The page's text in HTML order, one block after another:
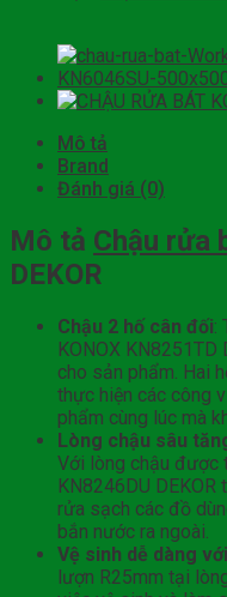
Mô tả
Brand
Đánh giá (0)
Mô tả Chậu rửa
DEKOR
Chậu 2 hố cân đối:
KONOX
cho sản phẩm. Hai
thực hiện các công
phẩm cùng lúc mà
Lòng chậu sâu
Với lòng chậu được
KN8246DU
rửa sạch các đồ
bắn nước ra ngoài.
Vệ sinh dễ dàng
lượn R25mm tại